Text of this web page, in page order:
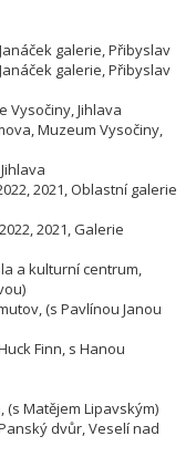
galerie, Přibyslav
galerie, Přibyslav
Vysočiny, Jihlava
Muzeum Vysočiny,
2021, Oblastní galerie
2021, Galerie
a kulturní centrum,
(s Pavlínou Janou
Finn, s Hanou
(s Matějem Lipavským)
dvůr, Veselí nad